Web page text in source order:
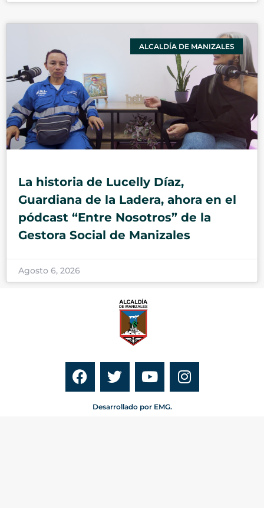
ALCALDÍA DE MANIZALES
La historia de Lucelly Díaz,
Guardiana de la Ladera, ahora en el
pódcast “Entre Nosotros” de la
Gestora Social de Manizales
Agosto 6, 2026
Desarrollado por EMG.